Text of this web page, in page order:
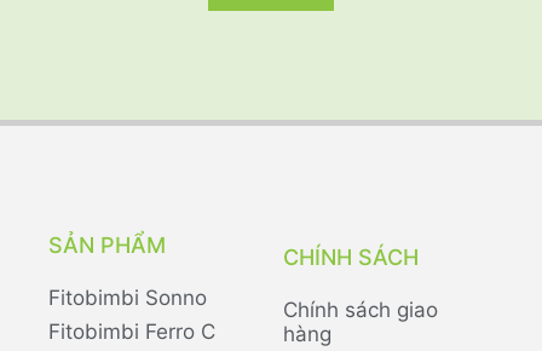
SẢN PHẨM
Fitobimbi Sonno
Fitobimbi Ferro C
CHÍNH SÁCH
Chính sách giao
hàng